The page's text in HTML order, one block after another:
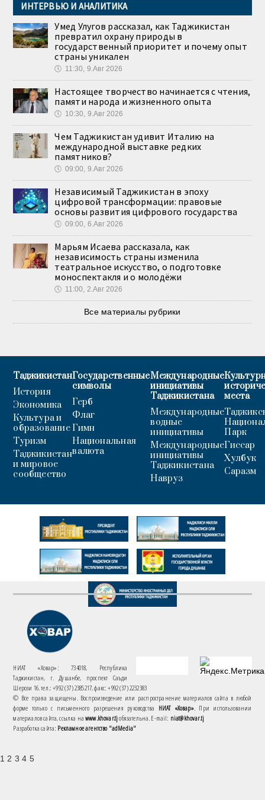
ИНТЕРВЬЮ И АНАЛИТИКА
Умед Улугов рассказал, как Таджикистан
превратил охрану природы в
государственный приоритет и почему опыт
страны уникален
🕔 11:30, 9.Авг 2026
Настоящее творчество начинается с чтения,
памяти народа и жизненного опыта
🕔 10:30, 9.Авг 2026
Чем Таджикистан удивит Италию на
международной выставке редких
памятников?
🕔 09:00, 9.Авг 2026
Независимый Таджикистан в эпоху
цифровой трансформации: правовые
основы развития цифрового государства
🕔 09:00, 6.Авг 2026
Марьям Исаева рассказала, как
независимость страны изменила
театральное искусство, о подготовке
моноспектакля и о молодёжи
🕔 11:00, 2.Авг 2026
Все материалы рубрики
Таджикистан
История
Экономика
Культура и
образование
Туризм
Таджикистан
и мировое
сообщество
Государственные
символы
Герб
Флаг
Гимн
Национальная
валюта
Международные
инициативы
Таджикистана
Международные
водные
инициативы
Международные
инициативы
Таджикистана
Навруз
места
Парк
Гиссар
Хулбук
Саразм
НИАТ «Ховар»: 734018, Республика
Таджикистан, г. Душанбе, проспект Саъди
Шерози 16. тел.: +992 (37) 2385217, факс: +992 (37) 2232383
© Все права защищены. Воспроизведение или распространение материалов сайта в любой
форме только с письменного разрешения руководства НИАТ «Ховар». При использовании
материалов сайта, ссылка наwww.khovar.tjобязательна. E-mail: niat@khovar.tj
Разработка сайта: Рекламное агентство "adMedia"
1 2 3 4 5